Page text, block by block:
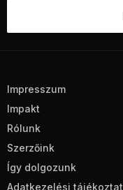
Impresszum
Impakt
Rólunk
Szerzőink
Így dolgozunk
Adatkezelési